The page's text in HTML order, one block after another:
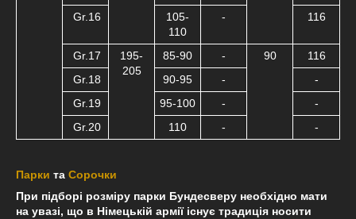
Gr.16
105-
110
- 116
Gr.17
195-
205
85-90 - 90
116
Gr.18
90-95 -
-
Gr.19
95-100 -
-
Gr.20
110 - -
Парки та Сорочки
При підборі розміру парки Бундесверу необхідно мати
на увазі, що в Німецькій армії існує традиція носити